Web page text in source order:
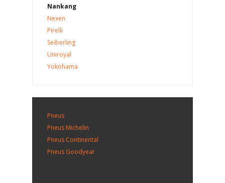
Nankang
Nexen
Pirelli
Seiberling
Uniroyal
Yokohama
Pneus
Pneus Michelin
Pneus Continental
Pneus Goodyear